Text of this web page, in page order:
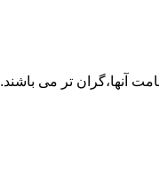
آنها،گران تر می باشند.